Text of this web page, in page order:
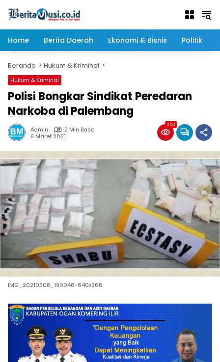
Home
Berita Daerah Ekonomi & Bisnis Politik
Beranda Hukum & Kriminal
Hukum & Kriminal
Polisi Bongkar Sindikat Peredaran
Narkoba di Palembang
Admin
2 Min Baca
8 Maret 2021
353
IMG_20210308_190046-640x366